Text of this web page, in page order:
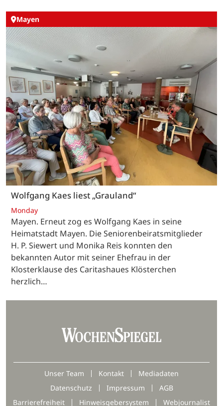
Mayen
Wolfgang Kaes liest „Grauland“
Monday
Mayen. Erneut zog es Wolfgang Kaes in seine
Heimatstadt Mayen. Die Seniorenbeiratsmitglieder
H. P. Siewert und Monika Reis konnten den
bekannten Autor mit seiner Ehefrau in der
Klosterklause des Caritashaues Klösterchen
herzlich…
Unser Team Kontakt
Mediadaten
Datenschutz
Impressum
AGB
Barrierefreiheit
Hinweisgebersystem Webjournalist